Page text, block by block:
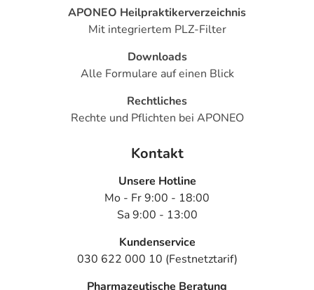
APONEO Heilpraktikerverzeichnis
Mit integriertem PLZ-Filter
Downloads
Alle Formulare auf einen Blick
Rechtliches
Rechte und Pflichten bei APONEO
Kontakt
Unsere Hotline
Mo - Fr 9:00 - 18:00
Sa 9:00 - 13:00
Kundenservice
030 622 000 10 (Festnetztarif)
Pharmazeutische Beratung